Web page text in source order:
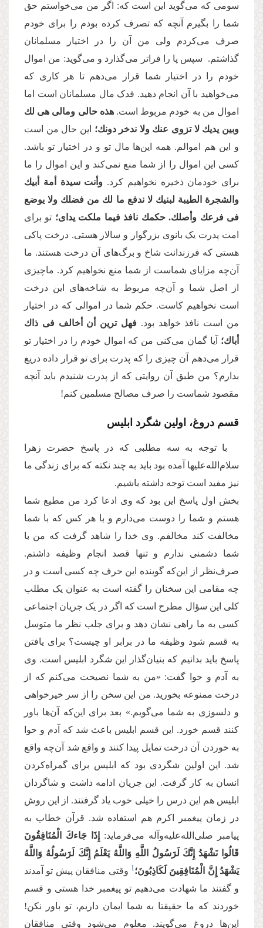
سومی که می‌گوید این است که: اگر من می‌خواستم حق
شما را بگیرم آنچه که تصرف کرده بودم را برای خودم
صرف می‌کردم ولی من آن را در اختیار مسلمانان
گذاشتم. سپس پا را فراتر می‌گذارد و می‌گوید: من اموال
خودم را در اختیار شما قرار می‌دهم تا هر کاری که
می‌خواهید با آن انجام دهید. فدک مال مسلمانان است اما
اموال من به خودم مربوط است.هذه حالی ومالی هی لك
وبین یدیك لا تزوى عنك ولا ندخر دونك؛ این حال من است
و این هم اموالم. همه این‌ها مال تو و در اختیار تو باشد.
کسی این اموال را از شما منع نمی‌کند و این اموال را ما
برای خودمان ذخیره نخواهیم کرد. وأنت سیدة أمة أبیك
والشجرة الطیبة لبنیك لا ندفع ما لك من فضلك ولا یوضع
فی فرعك وأصلك. حكمك نافذ فیما ملكت یدای؛ تو برای
امت پدرت یک بانوی بزرگوار و سالار هستی. درخت پاکی
هستی که فرزندانت شاخ و برگ‌های آن درخت هستند. ما
آن‌چه مزایای شماست از شما منع نخواهیم کرد. ماچیزی
از اصل شما و آن‌چه مربوط به شاخه‌های این درخت
است نخواهیم کاست. حکم شما در
اموالی که در اختیار
من است نافذ خواهد بود. فهل‌ ترین أن أخالف فی ذاك
أباك؛ آیا گمان می‌کنی من که اموال خودم را در اختیار تو
قرار می‌دهم آن چیزی را که پدرت برای تو قرار داده دریغ
بدارم؟ من طبق آن روایتی که از پدرت شنیدم باید آنچه
مقصود شماست را صرف مصالح مسلمین کنم!
قسم دروغ، اولین شگرد ابلیس
با توجه به سه مطلبی که در پاسخ حضرت زهرا
سلام‌الله‌علیها آمده بود باید به چند نکته که برای زندگی ما
نیز مفید است توجه داشته باشیم.
بخش اول پاسخ این بود که وی ادعا کرد من مطیع شما
هستم و شما را دوست می‌دارم و با هر کس که با شما
مخالفت کند مخالفم. وی خدا را شاهد گرفت که من با
شما دشمنی ندارم و تنها قصد انجام وظیفه داشتم.
صرف‌نظر از این‌که گوینده این حرف چه کسی است و در
چه مقامی این سخنان را گفته است به عنوان یک مطلب
کلی این سؤال مطرح است که اگر در یک جریان اجتماعی
کسی به ما راهی نشان دهد و برای جلب نظر ما متوسل
به قسم شود وظیفه ما در برابر او چیست؟ برای یافتن
پاسخ باید بدانیم که بنیان‌گذار این شگرد ابلیس است. وی
به آدم و حوا گفت: «من به شما نصیحت می‌کنم که از
درخت ممنوعه بخورید. من این سخن را از سر خیرخواهی
و دلسوزی به شما می‌گویم.» بعد برای این‌که آن‌ها باور
کنند قسم خورد. این قسم ابلیس باعث شد که آدم و حوا
به خوردن آن درخت تمایل پیدا کنند و واقع شد آن‌چه واقع
شد. این اولین شگردی بود که ابلیس برای گمراه‌کردن
انسان به کار گرفت. این جریان ادامه داشت و شاگردان
ابلیس هم این درس را خیلی خوب یاد گرفتند. از این روش
در زمان پیغمبر اکرم هم استفاده شد. قرآن خطاب به
پیامبر صلی‌الله‌علیه‌وآله می‌فرماید:
إِذَا جَاءكَ الْمُنَافِقُونَ
قَالُوا نَشْهَدُ إِنَّكَ لَرَسُولُ اللَّهِ وَاللَّهُ یَعْلَمُ إِنَّكَ لَرَسُولُهُ وَاللَّهُ
یَشْهَدُ إِنَّ الْمُنَافِقِینَ لَكَاذِبُونَ؛1 وقتی منافقان پیش تو آمدند
و گفتند ما شهادت می‌دهیم تو پیغمبر خدا هستی و قسم
خوردند که ما حقیقتا به شما ایمان داریم، تو باور نکن!
این‌ها دروغ می‌گویند. معلوم می‌شود وقتی منافقان